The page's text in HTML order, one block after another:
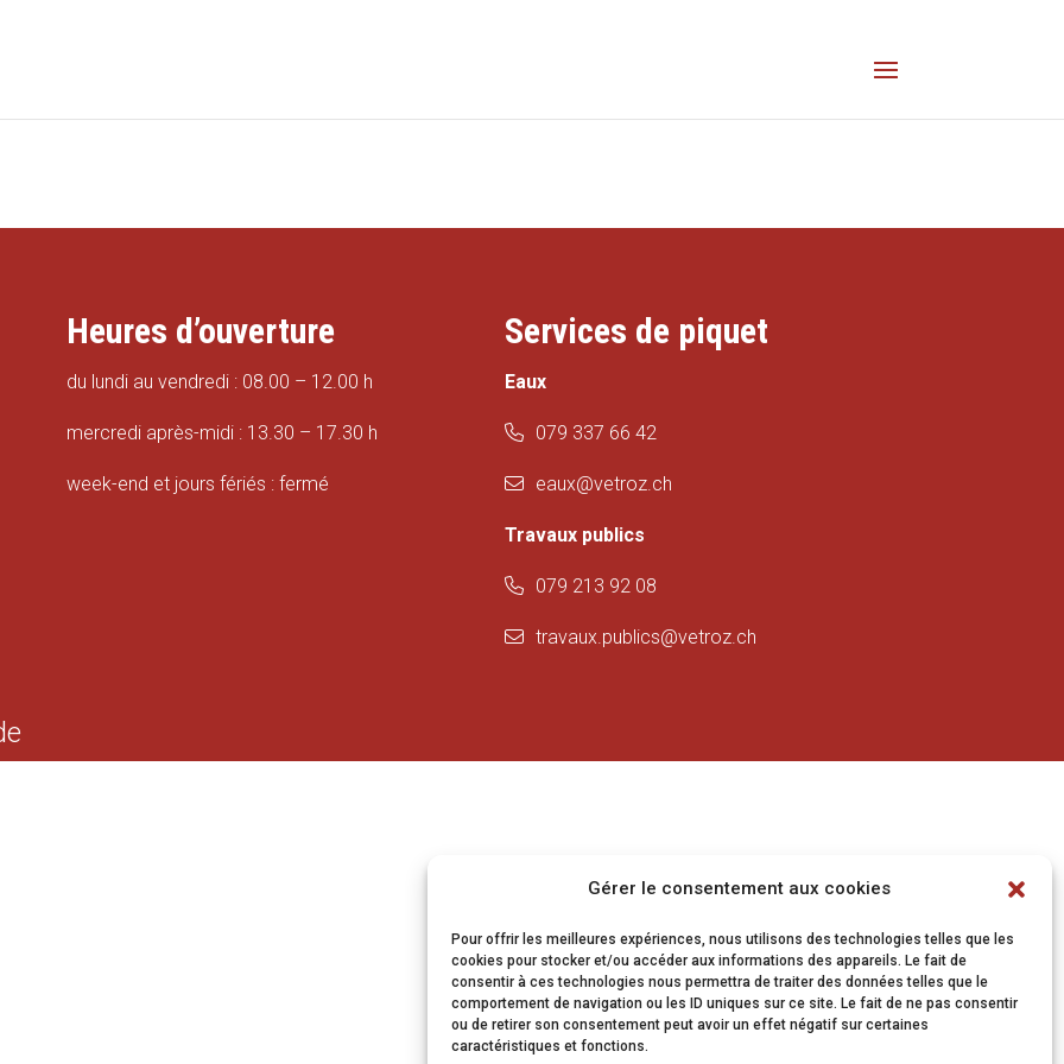
Gérer le consentement aux cookies
Pour offrir les meilleures expériences, nous utilisons des technologies telles que les
cookies pour stocker et/ou accéder aux informations des appareils. Le fait de
consentir à ces technologies nous permettra de traiter des données telles que le
comportement de navigation ou les ID uniques sur ce site. Le fait de ne pas consentir
ou de retirer son consentement peut avoir un effet négatif sur certaines
caractéristiques et fonctions.
Heures d’ouverture
du lundi au vendredi : 08.00 – 12.00 h
mercredi après-midi : 13.30 – 17.30 h
week-end et jours fériés : fermé
Services de piquet
Eaux
079 337 66 42
eaux@vetroz.ch
Travaux publics
079 213 92 08
travaux.publics@vetroz.ch